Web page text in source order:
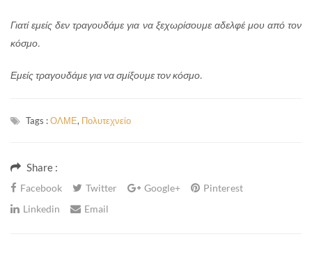
Γιατί εμείς δεν τραγουδάμε για να ξεχωρίσουμε αδελφέ μου από τον
κόσμο.
Εμείς τραγουδάμε για να σμίξουμε τον κόσμο.
Tags :ΟΛΜΕ, Πολυτεχνείο
Share :
Facebook Twitter Google+
Pinterest
Linkedin
Email